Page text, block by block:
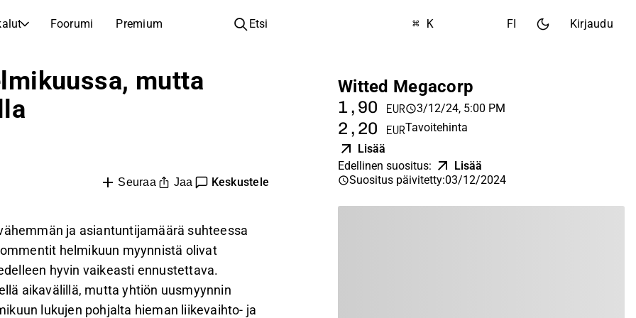
Foorumi Premium
Yhtiöt
Listautumiset
Yhtiökokouskutsut
Analyysikoulu
Salkunhaltijat
Etsi ⌘ K FI Kirjaudu
mutta
Seuraa Jaa Keskustele
ja asiantuntijamäärä suhteessa
helmikuun myynnistä olivat
hyvin vaikeasti ennustettava.
aikavälillä, mutta yhtiön uusmyynnin
lukujen pohjalta hieman liikevaihto- ja
Witted Megacorp
1,90 EUR 3/12/24, 5:00 PM
2,20 EURTavoitehinta
Lisää
Edellinen suositus:
Lisää
Suositus päivitetty:03/12/2024